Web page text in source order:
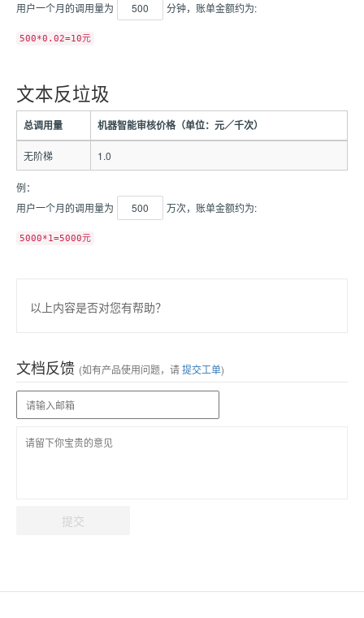
用户一个月的调用量为
500 分钟，账单金额约为:
500*0.02=10元
文本反垃圾
总调用量 机器智能审核价格（单位：元／千次）
无阶梯 1.0
例：
用户一个月的调用量为
500 万次，账单金额约为:
5000*1=5000元
以上内容是否对您有帮助？
文档反馈 (如有产品使用问题，请提交工单)
提交